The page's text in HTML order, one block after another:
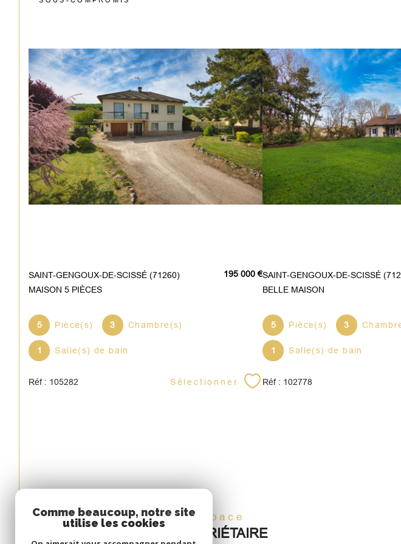
SAINT-GENGOUX-DE-SCISSÉ (71260)
MAISON 5 PIÈCES
195 000 €
5 Pièce(s) 3 Chambre(s)
1 Salle(s) de bain
Réf : 105282 Sélectionner
SAINT-GENGOUX-DE-SCISSÉ
BELLE MAISON
5 Pièce(s) 3
1 Salle(s) de bain
Réf : 102778
Espace
PROPRIÉTAIRE
Comme beaucoup, notre site
utilise les cookies